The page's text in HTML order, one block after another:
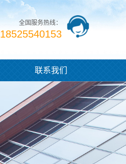
全国服务热线：
18525540153
联系我们